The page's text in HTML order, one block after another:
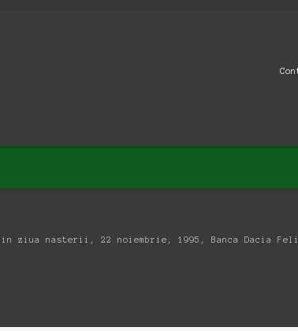
ziua nasterii, 22 noiembrie, 1995, Banca Dacia